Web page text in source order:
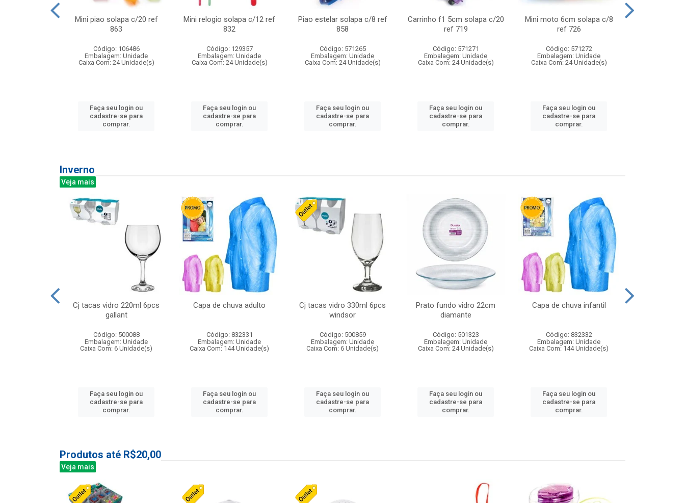
Mini piao solapa c/20 ref
863
Código: 106486
Embalagem: Unidade
Caixa Com: 24 Unidade(s)
Faça seu login ou
cadastre-se para
comprar.
Mini relogio solapa c/12 ref
832
Código: 129357
Embalagem: Unidade
Caixa Com: 24 Unidade(s)
Faça seu login ou
cadastre-se para
comprar.
Piao estelar solapa c/8 ref
858
Código: 571265
Embalagem: Unidade
Caixa Com: 24 Unidade(s)
Faça seu login ou
cadastre-se para
comprar.
Carrinho f1 5cm solapa c/20
ref 719
Código: 571271
Embalagem: Unidade
Caixa Com: 24 Unidade(s)
Faça seu login ou
cadastre-se para
comprar.
Mini moto 6cm solapa c/8
ref 726
Código: 571272
Embalagem: Unidade
Caixa Com: 24 Unidade(s)
Faça seu login ou
cadastre-se para
comprar.
Inverno
Veja mais
Cj tacas vidro 220ml 6pcs
gallant
Código: 500088
Embalagem: Unidade
Caixa Com: 6 Unidade(s)
Faça seu login ou
cadastre-se para
comprar.
Capa de chuva adulto
Código: 832331
Embalagem: Unidade
Caixa Com: 144 Unidade(s)
Faça seu login ou
cadastre-se para
comprar.
Cj tacas vidro 330ml 6pcs
windsor
Código: 500859
Embalagem: Unidade
Caixa Com: 6 Unidade(s)
Faça seu login ou
cadastre-se para
comprar.
Prato fundo vidro 22cm
diamante
Código: 501323
Embalagem: Unidade
Caixa Com: 24 Unidade(s)
Faça seu login ou
cadastre-se para
comprar.
Capa de chuva infantil
Código: 832332
Embalagem: Unidade
Caixa Com: 144 Unidade(s)
Faça seu login ou
cadastre-se para
comprar.
Produtos até R$20,00
Veja mais